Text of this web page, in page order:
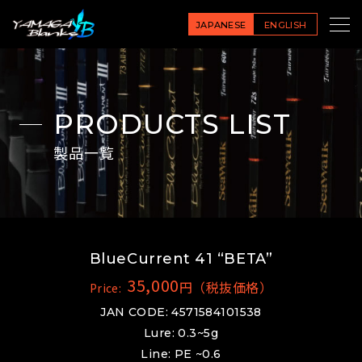
JAPANESE ENGLISH
PRODUCTS LIST
製品一覧
BlueCurrent 41 “BETA”
Price: 35,000円（税抜価格）
JAN CODE: 4571584101538
Lure: 0.3~5g
Line: PE ~0.6